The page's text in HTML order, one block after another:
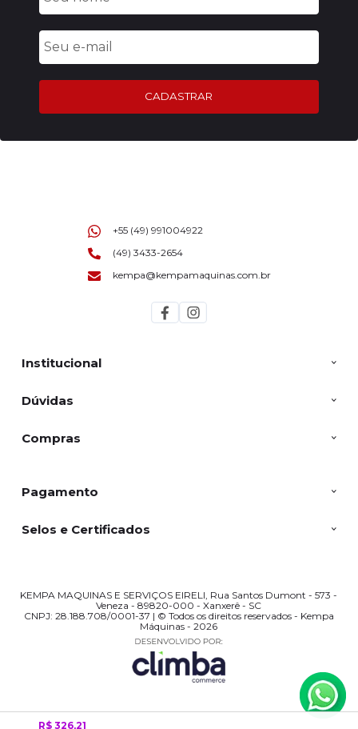
CADASTRAR
Institucional
Dúvidas
Compras
+55 (49) 991004922
(49) 3433-2654
kempa@kempamaquinas.com.br
Pagamento
Selos e Certificados
KEMPA MAQUINAS E SERVIÇOS EIRELI, Rua Santos Dumont - 573 -
Veneza - 89820-000 - Xanxerê - SC
CNPJ: 28.188.708/0001-37 | © Todos os direitos reservados - Kempa
Máquinas - 2026
R$ 326,21